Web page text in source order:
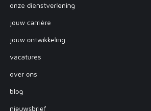
onze dienstverlening
jouw carrière
jouw ontwikkeling
vacatures
over ons
blog
nieuwsbrief